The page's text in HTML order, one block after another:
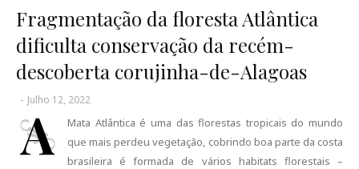
Fragmentação da floresta Atlântica
dificulta conservação da recém-
descoberta corujinha-de-Alagoas
- Julho 12, 2022
A
Mata Atlântica é uma das florestas tropicais do mundo
que mais perdeu vegetação, cobrindo boa parte da costa
brasileira é formada de vários habitats florestais –